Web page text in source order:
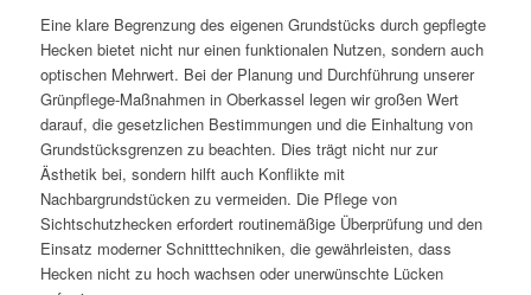
Eine klare Begrenzung des eigenen Grundstücks durch gepflegte
Hecken bietet nicht nur einen funktionalen Nutzen, sondern auch
optischen Mehrwert. Bei der Planung und Durchführung unserer
Grünpflege-Maßnahmen in Oberkassel legen wir großen Wert
darauf, die gesetzlichen Bestimmungen und die Einhaltung von
Grundstücksgrenzen zu beachten. Dies trägt nicht nur zur
Ästhetik bei, sondern hilft auch Konflikte mit
Nachbargrundstücken zu vermeiden. Die Pflege von
Sichtschutzhecken erfordert routinemäßige Überprüfung und den
Einsatz moderner Schnitttechniken, die gewährleisten, dass
Hecken nicht zu hoch wachsen oder unerwünschte Lücken